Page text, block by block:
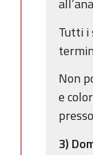
Tutti i
Non
e
3)